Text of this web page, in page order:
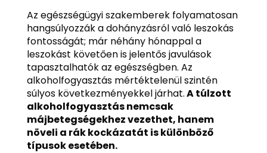
Az egészségügyi szakemberek folyamatosan
hangsúlyozzák a dohányzásról való leszokás
fontosságát; már néhány hónappal a
leszokást követően is jelentős javulások
tapasztalhatók az egészségben. Az
alkoholfogyasztás mértéktelenül szintén
súlyos következményekkel járhat.A túlzott
alkoholfogyasztás nemcsak
májbetegségekhez vezethet, hanem
növeli a rák kockázatát is különböző
típusok esetében.